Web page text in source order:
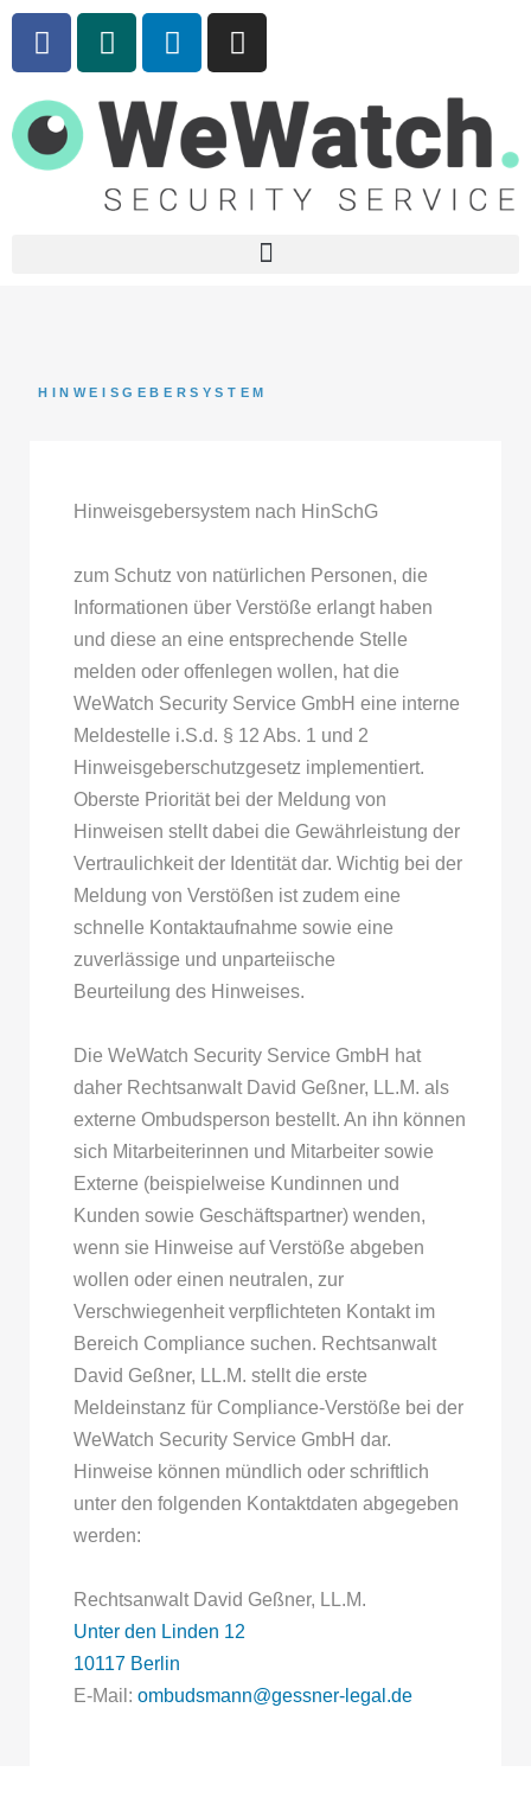
HINWEISGEBERSYSTEM
Hinweisgebersystem nach HinSchG
zum Schutz von natürlichen Personen, die
Informationen über Verstöße erlangt haben
und diese an eine entsprechende Stelle
melden oder offenlegen wollen, hat die
WeWatch Security Service GmbH eine interne
Meldestelle i.S.d. § 12 Abs. 1 und 2
Hinweisgeberschutzgesetz implementiert.
Oberste Priorität bei der Meldung von
Hinweisen stellt dabei die Gewährleistung der
Vertraulichkeit der Identität dar. Wichtig bei der
Meldung von Verstößen ist zudem eine
schnelle Kontaktaufnahme sowie eine
zuverlässige und unparteiische
Beurteilung des Hinweises.
Die WeWatch Security Service GmbH hat
daher Rechtsanwalt David Geßner, LL.M. als
externe Ombudsperson bestellt. An ihn können
sich Mitarbeiterinnen und Mitarbeiter sowie
Externe (beispielweise Kundinnen und
Kunden sowie Geschäftspartner) wenden,
wenn sie Hinweise auf Verstöße abgeben
wollen oder einen neutralen, zur
Verschwiegenheit verpflichteten Kontakt im
Bereich Compliance suchen. Rechtsanwalt
David Geßner, LL.M. stellt die erste
Meldeinstanz für Compliance-Verstöße bei der
WeWatch Security Service GmbH dar.
Hinweise können mündlich oder schriftlich
unter den folgenden Kontaktdaten abgegeben
werden:
Rechtsanwalt David Geßner, LL.M.
Unter den Linden 12
10117 Berlin
E-Mail: ombudsmann@gessner- legal.de